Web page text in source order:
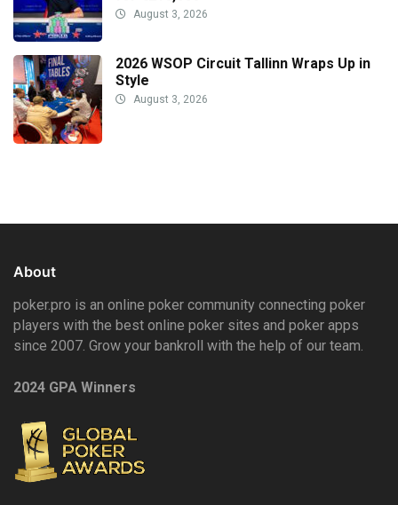
August 3, 2026
2026 WSOP Circuit Tallinn Wraps Up in
Style
August 3, 2026
About
poker.pro is an online poker community connecting poker
players with the best online poker sites and poker apps
since 2007. Grow your bankroll with the help of our team.
2024 GPA Winners